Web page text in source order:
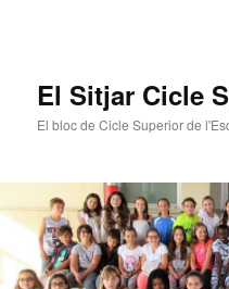
El Sitjar Cicle
El bloc de Cicle Superior de